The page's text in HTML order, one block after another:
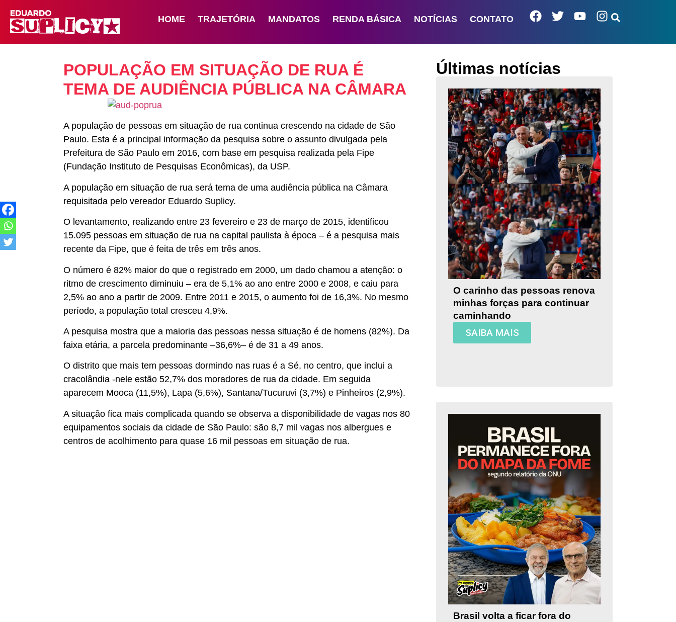
HOME TRAJETÓRIA MANDATOS RENDA BÁSICA NOTÍCIAS CONTATO
POPULAÇÃO EM SITUAÇÃO DE RUA É
TEMA DE AUDIÊNCIA PÚBLICA NA CÂMARA
A população de pessoas em situação de rua continua crescendo na cidade de São
Paulo. Esta é a principal informação da pesquisa sobre o assunto divulgada pela
Prefeitura de São Paulo em 2016, com base em pesquisa realizada pela Fipe
(Fundação Instituto de Pesquisas Econômicas), da USP.
A população em situação de rua será tema de uma audiência pública na Câmara
requisitada pelo vereador Eduardo Suplicy.
O levantamento, realizando entre 23 fevereiro e 23 de março de 2015, identificou
15.095 pessoas em situação de rua na capital paulista à época – é a pesquisa mais
recente da Fipe, que é feita de três em três anos.
O número é 82% maior do que o registrado em 2000, um dado chamou a atenção: o
ritmo de crescimento diminuiu – era de 5,1% ao ano entre 2000 e 2008, e caiu para
2,5% ao ano a partir de 2009. Entre 2011 e 2015, o aumento foi de 16,3%. No mesmo
período, a população total cresceu 4,9%.
A pesquisa mostra que a maioria das pessoas nessa situação é de homens (82%). Da
faixa etária, a parcela predominante –36,6%– é de 31 a 49 anos.
O distrito que mais tem pessoas dormindo nas ruas é a Sé, no centro, que inclui a
cracolândia -nele estão 52,7% dos moradores de rua da cidade. Em seguida
aparecem Mooca (11,5%), Lapa (5,6%), Santana/Tucuruvi (3,7%) e Pinheiros (2,9%).
A situação fica mais complicada quando se observa a disponibilidade de vagas nos 80
equipamentos sociais da cidade de São Paulo: são 8,7 mil vagas nos albergues e
centros de acolhimento para quase 16 mil pessoas em situação de rua.
Últimas notícias
O carinho das pessoas renova
minhas forças para continuar
caminhando
SAIBA MAIS
Brasil volta a ficar fora do